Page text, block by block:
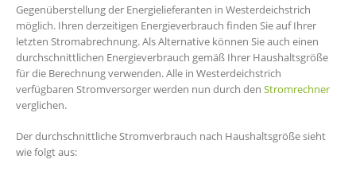
Gegenüberstellung der Energielieferanten in Westerdeichstrich
möglich. Ihren derzeitigen Energieverbrauch finden Sie auf Ihrer
letzten Stromabrechnung. Als Alternative können Sie auch einen
durchschnittlichen Energieverbrauch gemäß Ihrer Haushaltsgröße
für die Berechnung verwenden. Alle in Westerdeichstrich
verfügbaren Stromversorger werden nun durch den Stromrechner
verglichen.
Der durchschnittliche Stromverbrauch nach Haushaltsgröße sieht
wie folgt aus: